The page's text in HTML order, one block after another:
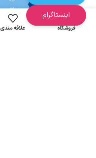
فروشگاه علاقه مندی
اینستاگرام